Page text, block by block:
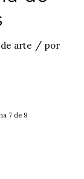
arte / por
7 de 9